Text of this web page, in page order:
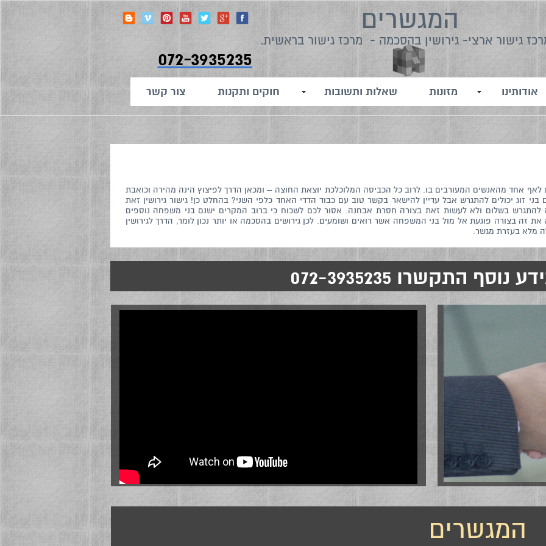
המגשרים
גישור ארצי- גירושין בהסכמה - מרכז גישור בראשית.
אודותינו מזונות שאלות ותשובות חוקים ותקנות צור קשר
072-3935235
המגשרים
לאף אחד מהאנשים המעורבים בו. לרוב כל הכביסה המלוכלכת יוצאת החוצה – ומכאן הדרך לפיצוץ הינה מהירה וכואבת
בני זוג יכולים להתגרש אבל עדיין להישאר בקשר טוב עם כבוד הדדי האחד כלפי השני? בהחלט כן! גישור גירושין זאת
בשלום ולא לעשות זאת בצורה חסרת אבחנה. אסור לכם לשכוח כי ברוב המקרים ישנם בני משפחה נוספים
זה בצורה פוגעת אל מול בני המשפחה אשר רואים ושומעים. לכן גירושים בהסכמה או יותר נכון לומר, הדרך לגירושין
מלא בעזרת מגשר.
נוסף התקשרו 072-3935235